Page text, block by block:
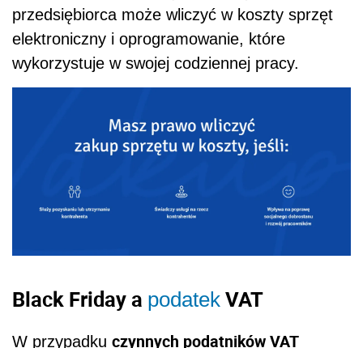
przedsiębiorca może wliczyć w koszty sprzęt
elektroniczny i oprogramowanie, które
wykorzystuje w swojej codziennej pracy.
Black Fridaya podatek VAT
W przypadku czynnych podatników VAT